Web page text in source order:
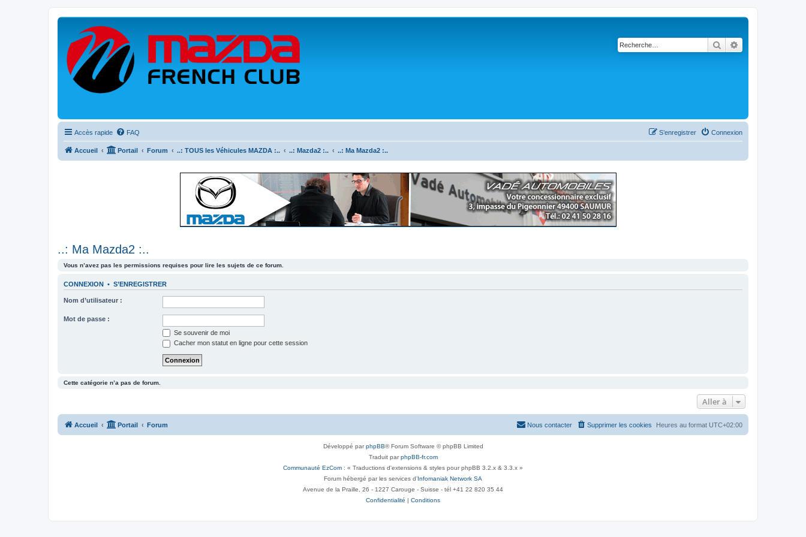
Rechercher
Accès rapide FAQ Connexion
S’enregistrer
Accueil Portail Forum ..: TOUS les Véhicules MAZDA :.. ..: Mazda2 :.. ..: Ma Mazda2 :..
..: Ma Mazda2 :..
Vous n’avez pas les permissions requises pour lire les sujets de ce forum.
CONNEXION • S’ENREGISTRER
Nom d’utilisateur :
Mot de passe :
Se souvenir de moi
Cacher mon statut en ligne pour cette session
Cette catégorie n’a pas de forum.
Aller à
Accueil Portail Forum Heures au format UTC+02:00
Supprimer les cookies
Nous contacter
Développé parphpBB® Forum Software © phpBB Limited
Traduit parphpBB-fr.com
Communauté EzCom : « Traductions d'extensions & styles pour phpBB 3.2.x & 3.3.x »
Forum hébergé par les services d’Infomaniak Network SA
Avenue de la Praille, 26 - 1227 Carouge - Suisse - tél +41 22 820 35 44
Confidentialité | Conditions